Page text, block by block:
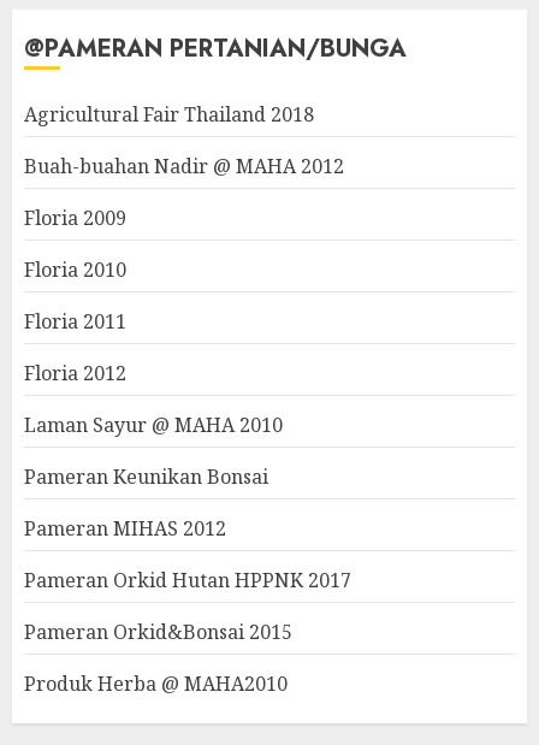
@PAMERAN PERTANIAN/BUNGA
Agricultural Fair Thailand 2018
Buah-buahan Nadir @ MAHA 2012
Floria 2009
Floria 2010
Floria 2011
Floria 2012
Laman Sayur @ MAHA 2010
Pameran Keunikan Bonsai
Pameran MIHAS 2012
Pameran Orkid Hutan HPPNK 2017
Pameran Orkid&Bonsai 2015
Produk Herba @ MAHA2010